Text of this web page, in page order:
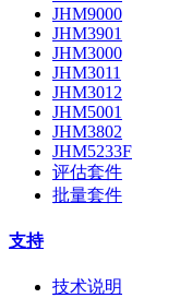
JHM9000
JHM3901
JHM3000
JHM3011
JHM3012
JHM5001
JHM3802
JHM5233F
评估套件
批量套件
支持
技术说明